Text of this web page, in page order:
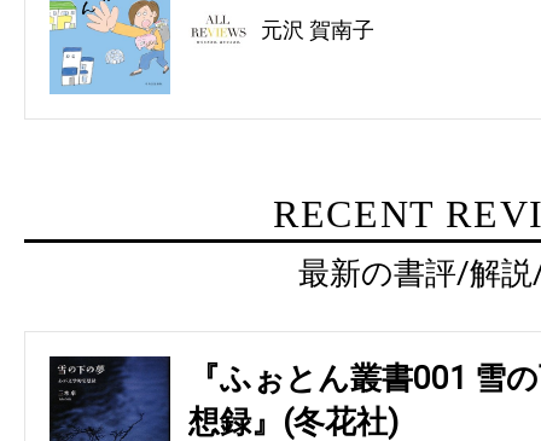
元沢 賀南子
RECENT
最新の書評/解
『ふぉとん叢書001 雪
想録』(冬花社)